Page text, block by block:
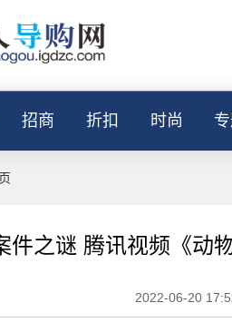
招商 折扣 时尚
件之谜 腾讯视频《动
2022-06-20